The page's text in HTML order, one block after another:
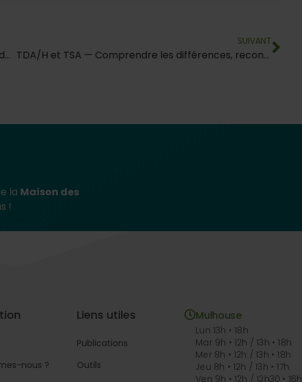
La place des pères et la paternité au temps de l’adolescence.
SUIVANT
TDA/H et TSA — Comprendre les différences, reconnaître les similitudes
la Maison des
!
nous ?
Liens utiles
Publications
Outils
Mulhouse
Lun 13h ‣ 18h
Mar 9h ‣ 12h / 13h ‣ 18h
Mer 8h ‣ 12h / 13h ‣ 18h
Jeu 8h ‣ 12h / 13h ‣ 17h
Ven 9h ‣ 12h / 12h30 ‣ 16h